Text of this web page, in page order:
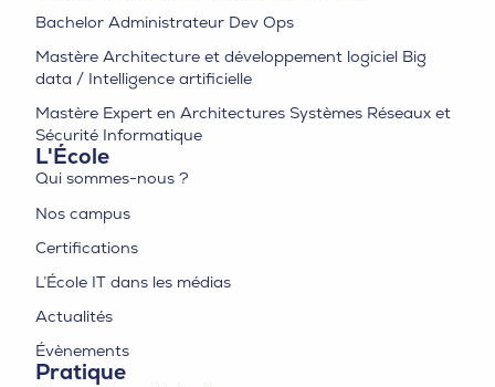
Bachelor Administrateur Dev Ops
Mastère Architecture et développement logiciel Big
data / Intelligence artificielle
Mastère Expert en Architectures Systèmes Réseaux et
Sécurité Informatique
L'École
Qui sommes-nous ?
Nos campus
Certifications
L’École IT dans les médias
Actualités
Évènements
Pratique